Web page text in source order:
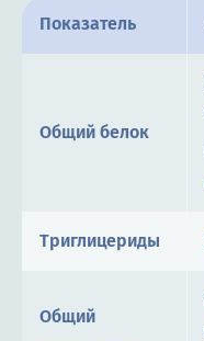
Показатель
Общий белок
Триглицериды
Общий